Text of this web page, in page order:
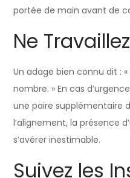
portée de main avant de
Ne
Un adage bien connu dit :
nombre. » En cas
une paire supplémentaire
l’alignement, la présence
s’avérer inestimable.
Suivez les